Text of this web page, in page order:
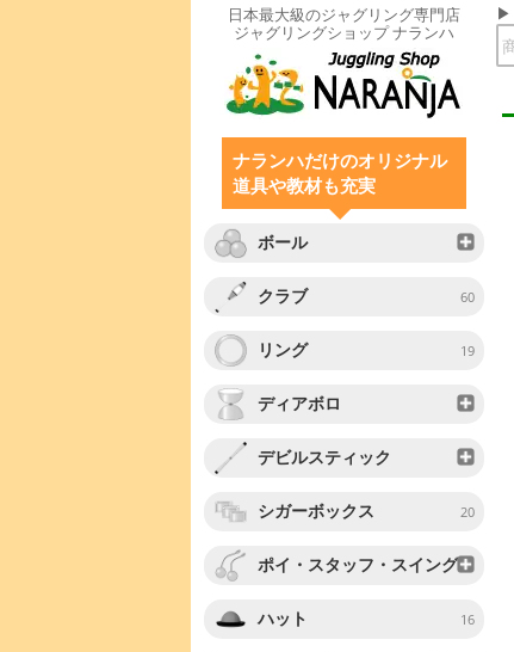
日本最大級のジャグリング専門店
ジャグリングショップ ナランハ
ナランハだけのオリジナル
道具や教材も充実
ボール
クラブ 60
リング 19
ディアボロ
デビルスティック
シガーボックス 20
ポイ・スタッフ・スイング
ハット 16